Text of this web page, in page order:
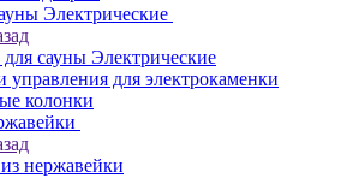
Электрические
сауны Электрические
управления для электрокаменки
колонки
нержавейки